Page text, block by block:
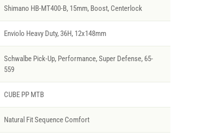
Shimano HB-MT400-B, 15mm, Boost, Centerlock
Enviolo Heavy Duty, 36H, 12x148mm
Schwalbe Pick-Up, Performance, Super Defense, 65-
559
CUBE PP MTB
Natural Fit Sequence Comfort